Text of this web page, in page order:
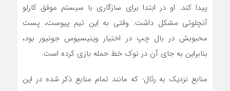
پیدا کند. او در ابتدا برای سازگاری با سیستم موفق کارلو
آنچلوتی مشکل داشت. وقتی به این تیم پیوست، پست
محبوبش در بال چپ در اختیار وینیسیوس جونیور بود،
بنابراین به ‌جای آن در نوک خط حمله بازی کرده است.
منابع نزدیک به رئال- که مانند تمام منابع ذکر شده در این